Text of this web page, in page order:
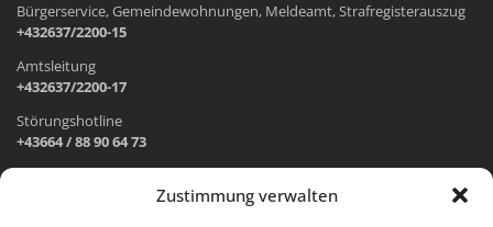
Zustimmung verwalten
Bürgerservice, Gemeindewohnungen, Meldeamt, Strafregisterauszug
+432637/2200-15
Amtsleitung
+432637/2200-17
Störungshotline
+43664 / 88 90 64 73